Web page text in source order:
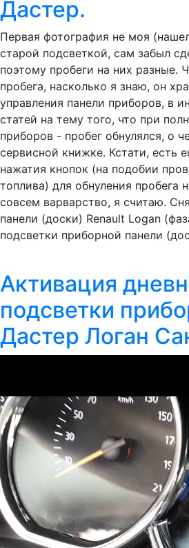
Дастер.
Первая фотография не моя
старой подсветкой, сам забыл
поэтому пробеги на них разные.
пробега, насколько я знаю, он
управления панели приборов, в
статей на тему того, что при
приборов - пробег обнулялся, о
сервисной книжке. Кстати, есть
нажатия кнопок (на подобии
топлива) для обнуления пробега
совсем варварство, я считаю.
панели (доски) Renault Logan
подсветки приборной панели
Активация
подсветки
Дастер Логан